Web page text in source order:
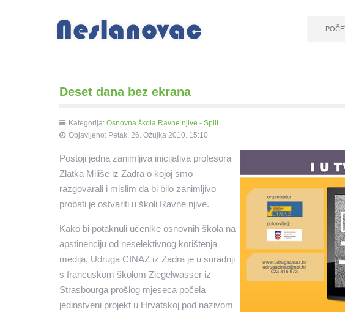
Deset dana bez ekrana
Kategorija: Osnovna škola Ravne njive - Split
Objavljeno: Petak, 26. Ožujka 2010. 15:10
Postoji jedna zanimljiva inicijativa profesora
Zlatka Miliše iz Zadra o kojoj smo
razgovarali i mislim da bi bilo zanimljivo
probati je ostvariti u školi Ravne njive.
Kako bi potaknuli učenike osnovnih škola na
apstinenciju od neselektivnog korištenja
medija, Udruga CINAZ iz Zadra je u suradnji
s francuskom školom Ziegelwasser iz
Strasbourga prošlog mjeseca počela
jedinstveni projekt u Hrvatskoj pod nazivom